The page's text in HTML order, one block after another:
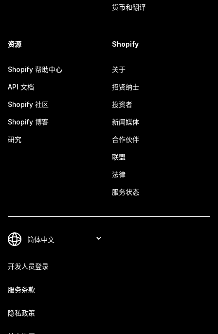
货币和翻译
资源
Shopify 帮助中心
API 文档
Shopify 社区
Shopify 博客
研究
Shopify
关于
招贤纳士
投资者
新闻媒体
合作伙伴
联盟
法律
服务状态
开发人员登录
服务条款
隐私政策